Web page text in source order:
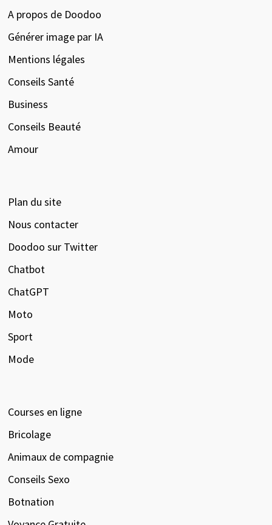
A propos de Doodoo
Générer image par IA
Mentions légales
Conseils Santé
Business
Conseils Beauté
Amour
Plan du site
Nous contacter
Doodoo sur Twitter
Chatbot
ChatGPT
Moto
Sport
Mode
Courses en ligne
Bricolage
Animaux de compagnie
Conseils Sexo
Botnation